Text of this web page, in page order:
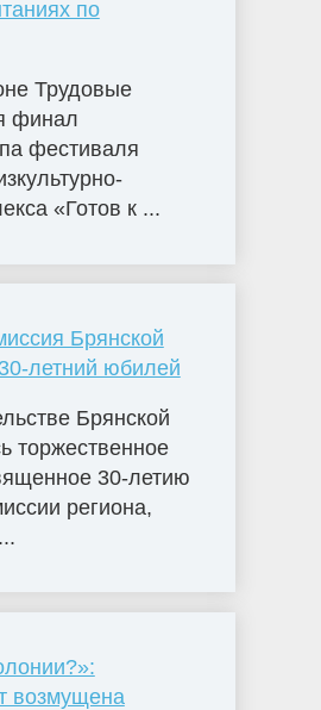
по
Трудовые
финал
фестиваля
«Готов к ...
Брянской
летний юбилей
Брянской
торжественное
30-летию
региона,
возмущена